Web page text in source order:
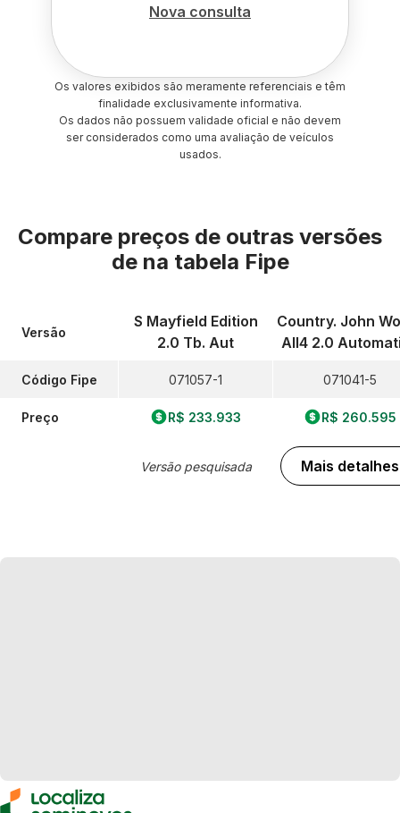
Nova consulta
Os valores exibidos são meramente referenciais e têm
finalidade exclusivamente informativa.
Os dados não possuem validade oficial e não devem
ser considerados como uma avaliação de veículos
usados.
Compare preços de outras versões
de na tabela Fipe
Versão
Código Fipe
Preço
S Mayfield Edition
2.0 Tb. Aut
071057-1
R$ 233.933
Versão pesquisada
Country. John
All4 2.0
071041-5
R$ 260.595
Mais detalhes